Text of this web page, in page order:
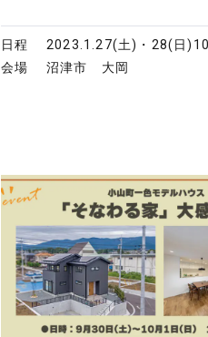
日程 2023.1.27(土)・28(日)
会場
沼津市 大岡